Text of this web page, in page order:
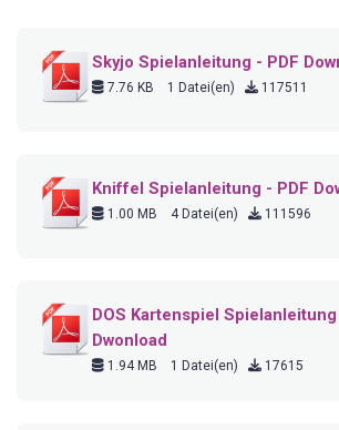
Skyjo Spielanleitung - PDF
7.76 KB 1 Datei(en) 117511
Kniffel Spielanleitung - PDF
1.00 MB 4 Datei(en) 111596
DOS Kartenspiel Spielanleitung
Dwonload
1.94 MB 1 Datei(en) 17615